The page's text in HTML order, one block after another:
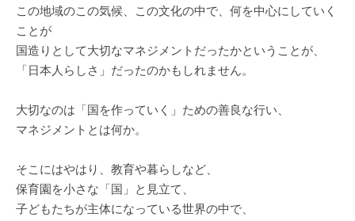
この地域のこの気候、この文化の中で、何を中心にしていく
ことが
国造りとして大切なマネジメントだったかということが、
「日本人らしさ」だったのかもしれません。
大切なのは「国を作っていく」ための善良な行い、
マネジメントとは何か。
そこにはやはり、教育や暮らしなど、
保育園を小さな「国」と見立て、
子どもたちが主体になっている世界の中で、